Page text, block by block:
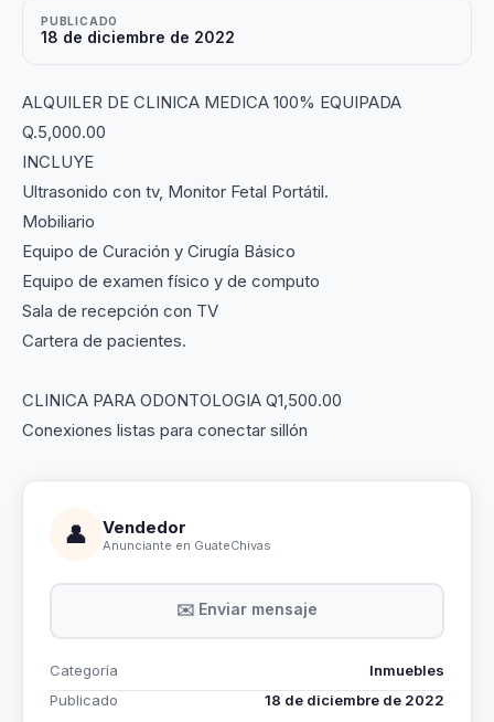
PUBLICADO
18 de diciembre de 2022
ALQUILER DE CLINICA MEDICA 100% EQUIPADA
Q.5,000.00
INCLUYE
Ultrasonido con tv, Monitor Fetal Portátil.
Mobiliario
Equipo de Curación y Cirugía Básico
Equipo de examen físico y de computo
Sala de recepción con TV
Cartera de pacientes.
CLINICA PARA ODONTOLOGIA Q1,500.00
Conexiones listas para conectar sillón
👤 Vendedor
Anunciante en GuateChivas
✉️ Enviar mensaje
Categoría
Inmuebles
Publicado
18 de diciembre de 2022